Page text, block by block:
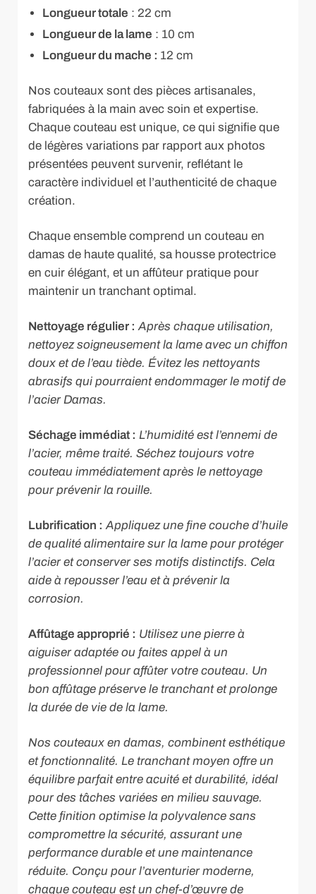
Longueur totale : 22 cm
Longueur de la lame : 10 cm
Longueur du mache : 12 cm
Nos couteaux sont des pièces artisanales,
fabriquées à la main avec soin et expertise.
Chaque couteau est unique, ce qui signifie que
de légères variations par rapport aux photos
présentées peuvent survenir, reflétant le
caractère individuel et l’authenticité de chaque
création.
Chaque ensemble comprend un couteau en
damas de haute qualité, sa housse protectrice
en cuir élégant, et un affûteur pratique pour
maintenir un tranchant optimal.
Nettoyage régulier : Après chaque utilisation,
nettoyez soigneusement la lame avec un chiffon
doux et de l’eau tiède. Évitez les nettoyants
abrasifs qui pourraient endommager le motif de
l’acier Damas.
Séchage immédiat : L’humidité est l’ennemi de
l’acier, même traité. Séchez toujours votre
couteau immédiatement après le nettoyage
pour prévenir la rouille.
Lubrification : Appliquez une fine couche d’huile
de qualité alimentaire sur la lame pour protéger
l’acier et conserver ses motifs distinctifs. Cela
aide à repousser l’eau et à prévenir la
corrosion.
Affûtage approprié : Utilisez une pierre à
aiguiser adaptée ou faites appel à un
professionnel pour affûter votre couteau. Un
bon affûtage préserve le tranchant et prolonge
la durée de vie de la lame.
Nos couteaux en damas, combinent esthétique
et fonctionnalité. Le tranchant moyen offre un
équilibre parfait entre acuité et durabilité, idéal
pour des tâches variées en milieu sauvage.
Cette finition optimise la polyvalence sans
compromettre la sécurité, assurant une
performance durable et une maintenance
réduite. Conçu pour l’aventurier moderne,
chaque couteau est un chef-d’œuvre de